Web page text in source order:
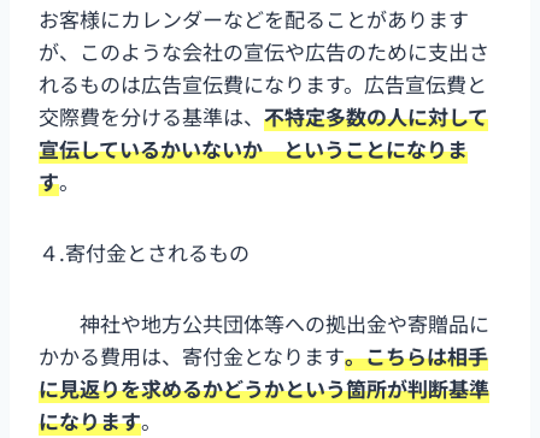
お客様にカレンダーなどを配ることがあります
が、このような会社の宣伝や広告のために支出さ
れるものは広告宣伝費になります。広告宣伝費と
交際費を分ける基準は、 不特定多数の人に対して
宣伝しているかいないか ということになりま
す。
４.寄付金とされるもの
神社や地方公共団体等への拠出金や寄贈品に
かかる費用は、寄付金となります。こちらは相手
に見返りを求めるかどうかという箇所が判断基準
になります。